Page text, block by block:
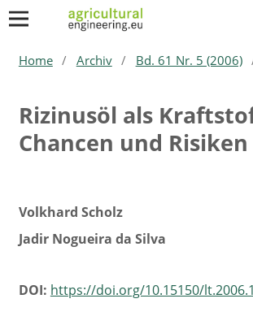
Home / Archiv / Bd. 61 Nr. 5 (2006)
Rizinusöl als
Chancen und Risiken
Volkhard Scholz
Jadir Nogueira da Silva
DOI: https://doi.org/10.15150/